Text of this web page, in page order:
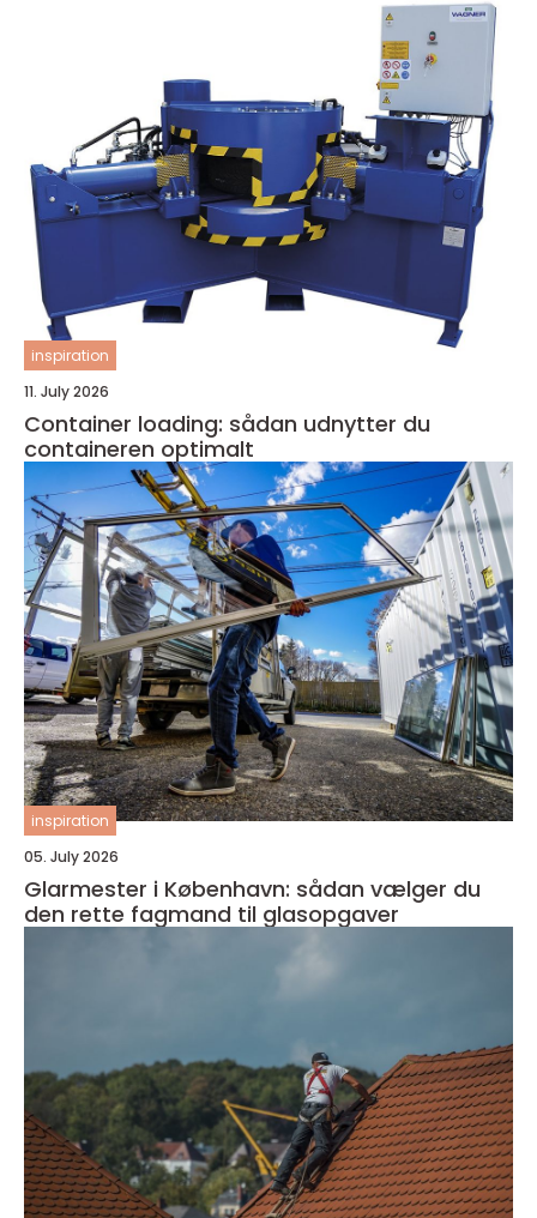
inspiration
11. July 2026
Container loading: sådan udnytter du
containeren optimalt
inspiration
05. July 2026
Glarmester i København: sådan vælger du
den rette fagmand til glasopgaver